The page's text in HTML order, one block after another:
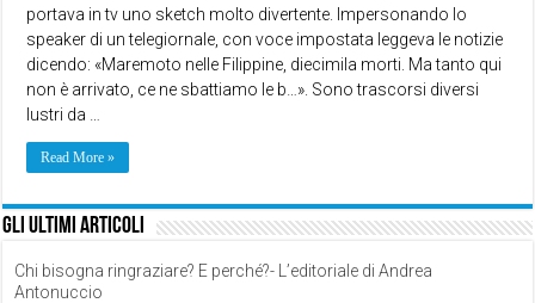
portava in tv uno sketch molto divertente. Impersonando lo
speaker di un telegiornale, con voce impostata leggeva le notizie
dicendo: «Maremoto nelle Filippine, diecimila morti. Ma tanto qui
non è arrivato, ce ne sbattiamo le b…». Sono trascorsi diversi
lustri da …
Read More »
Gli ultimi articoli
Chi bisogna ringraziare? E perché?- L’editoriale di Andrea
Antonuccio